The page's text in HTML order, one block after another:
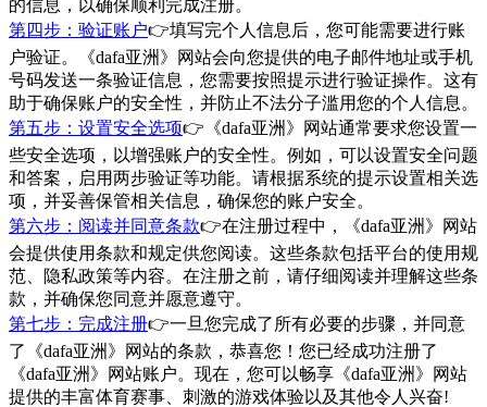
的信息，以确保顺利完成注册。
第四步：验证账户👉填写完个人信息后，您可能需要进行账
户验证。《dafa亚洲》网站会向您提供的电子邮件地址或手机
号码发送一条验证信息，您需要按照提示进行验证操作。这有
助于确保账户的安全性，并防止不法分子滥用您的个人信息。
第五步：设置安全选项👉《dafa亚洲》网站通常要求您设置一
些安全选项，以增强账户的安全性。例如，可以设置安全问题
和答案，启用两步验证等功能。请根据系统的提示设置相关选
项，并妥善保管相关信息，确保您的账户安全。
第六步：阅读并同意条款👉在注册过程中，《dafa亚洲》网站
会提供使用条款和规定供您阅读。这些条款包括平台的使用规
范、隐私政策等内容。在注册之前，请仔细阅读并理解这些条
款，并确保您同意并愿意遵守。
第七步：完成注册👉一旦您完成了所有必要的步骤，并同意
了《dafa亚洲》网站的条款，恭喜您！您已经成功注册了
《dafa亚洲》网站账户。现在，您可以畅享《dafa亚洲》网站
提供的丰富体育赛事、刺激的游戏体验以及其他令人兴奋!